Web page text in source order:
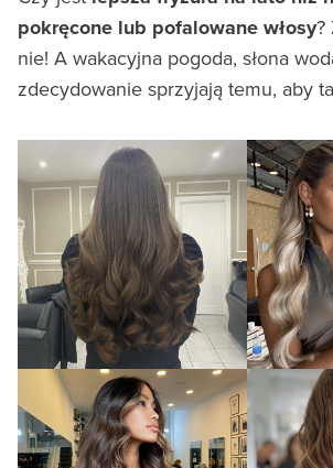
pokręcone lub pofalowane włosy?
nie! A wakacyjna pogoda, słona
zdecydowanie sprzyjają temu, aby